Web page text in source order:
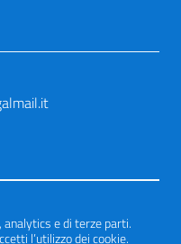
e di terze parti.
l’utilizzo dei cookie.
per siti PA di AgID